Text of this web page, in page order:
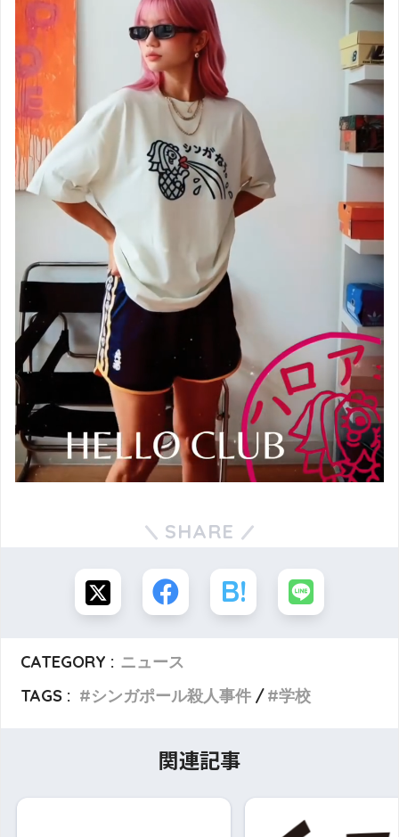
SHARE
CATEGORY : ニュース
TAGS :
シンガポール殺人事件 学校
関連記事